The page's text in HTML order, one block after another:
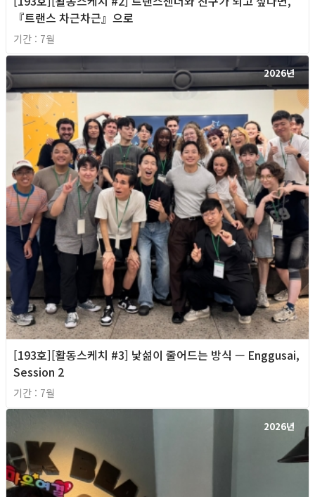
『트랜스 차근차근』으로
기간 : 7월
2026년
[193호][활동스케치 #3] 낯섦이 줄어드는 방식 — Enggusai,
Session 2
기간 : 7월
2026년